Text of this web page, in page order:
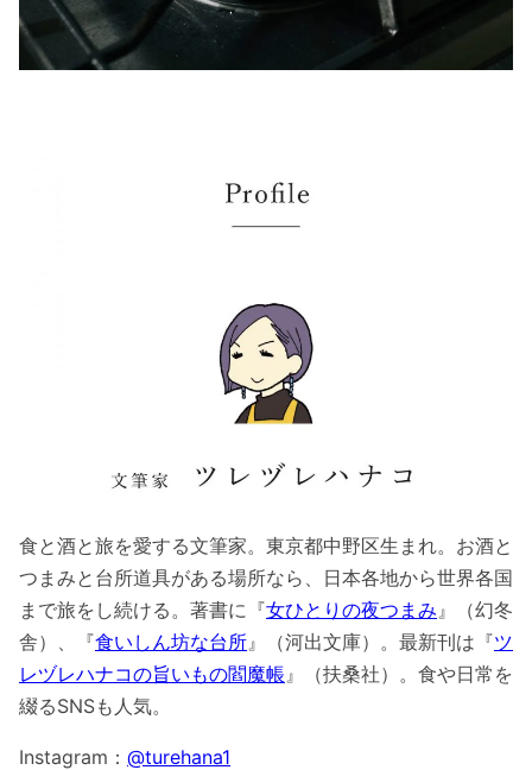
食と酒と旅を愛する文筆家。東京都中野区生まれ。お酒と
つまみと台所道具がある場所なら、日本各地から世界各国
まで旅をし続ける。著書に『女ひとりの夜つまみ 』（幻冬
舎）、『食いしん坊な台所 』（河出文庫）。最新刊は『ツ
レヅレハナコの旨いもの閻魔帳 』（扶桑社）。食や日常を
綴るSNSも人気。
Instagram： @turehana1